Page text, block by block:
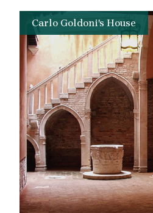
Carlo Goldoni's House